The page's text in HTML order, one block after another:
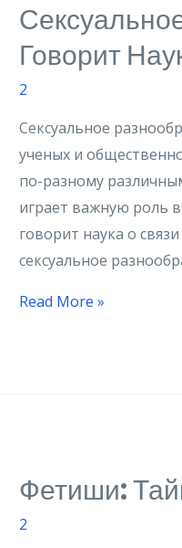
Говорит
2
Сексуальное
ученых и
по-разному
играет важную роль
говорит наука о
сексуальное
Read More »
Фетиши:
2